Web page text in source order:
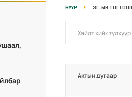
НҮҮР ЗГ-ЫН ТОГТООЛ
Актын дугаар